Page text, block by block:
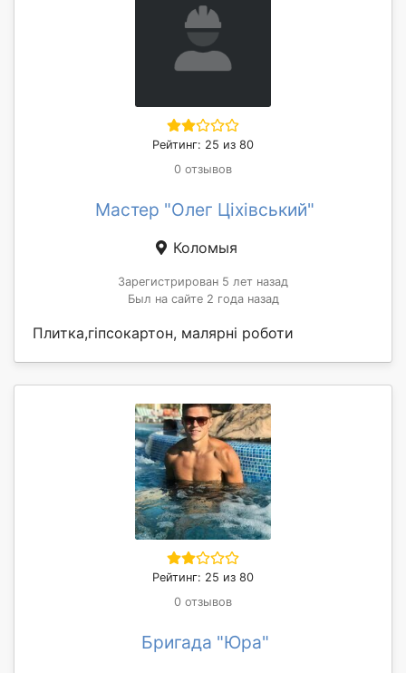
Рейтинг: 25 из 80
0 отзывов
Мастер "Олег Ціхівський"
Коломыя
Зарегистрирован 5 лет назад
Был на сайте 2 года назад
Плитка,гіпсокартон, малярні роботи
Рейтинг: 25 из 80
0 отзывов
Бригада "Юра"